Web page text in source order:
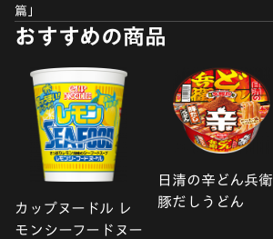
篇」
おすすめの商品
カップヌードル レ
モンシーフードヌー
日清の辛どん兵衛
豚だしうどん